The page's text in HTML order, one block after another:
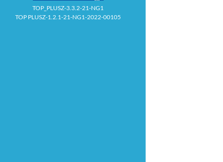
TOP_PLUSZ-3.3.2-21-NG1
TOP PLUSZ-1.2.1-21-NG1-2022-00105